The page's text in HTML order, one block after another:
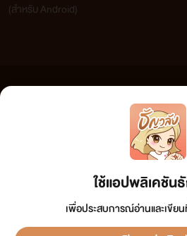
ใช้แอปพลิเคชั
เพื่อประสบการณ์อ่านและเขี
(สำหรับ Android)
เว็บไซต์แห่งนี้ไม่ได้เห็นด้วยและไม่ขอรับผิดชอบต่อข้อความใด
วิจารณญาณในการกลั่นกรองด้วยตนเอง และหากท่านพบข้อค
กรุณาแจ้งมาที่ tunwalai@ookbee.com เพื่อทีมงานจะได้ดำเ
ลิขสิทธิ์ตามพระราชบัญญัติลิขสิทธิ์ (ฉบับเพิ่มเติม) พ.ศ.2558